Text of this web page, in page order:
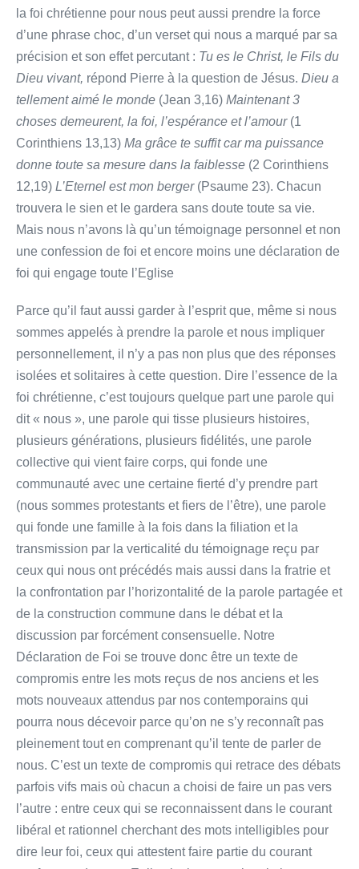
la foi chrétienne pour nous peut aussi prendre la force
d’une phrase choc, d’un verset qui nous a marqué par sa
précision et son effet percutant : Tu es le Christ, le Fils du
Dieu vivant, répond Pierre à la question de Jésus. Dieu a
tellement aimé le monde (Jean 3,16) Maintenant 3
choses demeurent, la foi, l’espérance et l’amour (1
Corinthiens 13,13) Ma grâce te suffit car ma puissance
donne toute sa mesure dans la faiblesse (2 Corinthiens
12,19) L’Eternel est mon berger (Psaume 23). Chacun
trouvera le sien et le gardera sans doute toute sa vie.
Mais nous n’avons là qu’un témoignage personnel et non
une confession de foi et encore moins une déclaration de
foi qui engage toute l’Eglise
Parce qu’il faut aussi garder à l’esprit que, même si nous
sommes appelés à prendre la parole et nous impliquer
personnellement, il n’y a pas non plus que des réponses
isolées et solitaires à cette question. Dire l’essence de la
foi chrétienne, c’est toujours quelque part une parole qui
dit « nous », une parole qui tisse plusieurs histoires,
plusieurs générations, plusieurs fidélités, une parole
collective qui vient faire corps, qui fonde une
communauté avec une certaine fierté d’y prendre part
(nous sommes protestants et fiers de l’être), une parole
qui fonde une famille à la fois dans la filiation et la
transmission par la verticalité du témoignage reçu par
ceux qui nous ont précédés mais aussi dans la fratrie et
la confrontation par l’horizontalité de la parole partagée et
de la construction commune dans le débat et la
discussion par forcément consensuelle. Notre
Déclaration de Foi se trouve donc être un texte de
compromis entre les mots reçus de nos anciens et les
mots nouveaux attendus par nos contemporains qui
pourra nous décevoir parce qu’on ne s’y reconnaît pas
pleinement tout en comprenant qu’il tente de parler de
nous. C’est un texte de compromis qui retrace des débats
parfois vifs mais où chacun a choisi de faire un pas vers
l’autre : entre ceux qui se reconnaissent dans le courant
libéral et rationnel cherchant des mots intelligibles pour
dire leur foi, ceux qui attestent faire partie du courant